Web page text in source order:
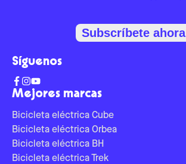
Mejores marcas
Bicicleta eléctrica Cube
Bicicleta eléctrica Orbea
Bicicleta eléctrica BH
Bicicleta eléctrica Trek
Subscríbete ahora
Síguenos